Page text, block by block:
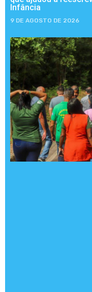
Infância
9 DE AGOSTO DE 2026